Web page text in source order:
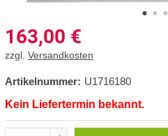
163,00 €
zzgl. Versandkosten
Artikelnummer: U1716180
Kein Liefertermin bekannt.